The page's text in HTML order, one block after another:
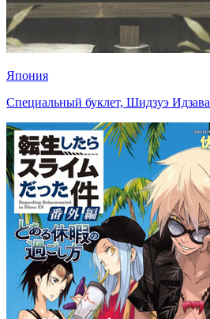
Япония
Специальный буклет, Шидзуэ Идзава